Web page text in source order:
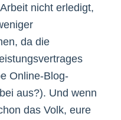
nicht erledigt,
da die
Online-Blog-
aus?). Und wenn
das Volk, eure